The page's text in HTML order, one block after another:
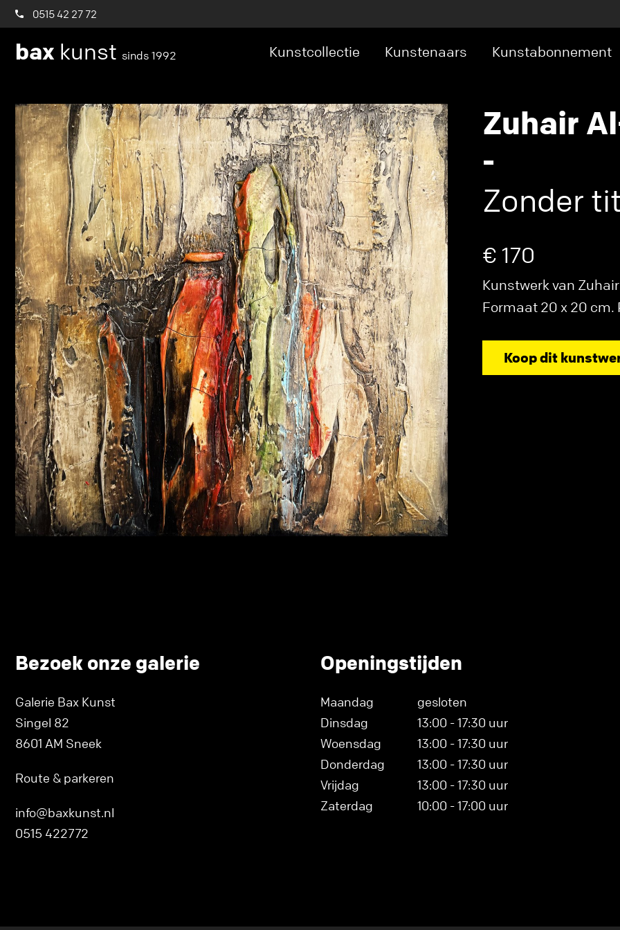
0515 42 27 72
bax kunst sinds 1992 Kunstcollectie Kunstenaars Kunstabonnement
Zuhair
-
Zonder
€ 170
Kunstwerk van
Formaat 20 x 20 cm.
Koop dit
Bezoek onze galerie
Galerie Bax Kunst
Singel 82
8601 AM Sneek
Route & parkeren
info@baxkunst.nl
0515 422772
Openingstijden
Maandag
gesloten
Dinsdag
13:00 - 17:30 uur
Woensdag
13:00 - 17:30 uur
Donderdag
13:00 - 17:30 uur
Vrijdag
13:00 - 17:30 uur
Zaterdag
10:00 - 17:00 uur